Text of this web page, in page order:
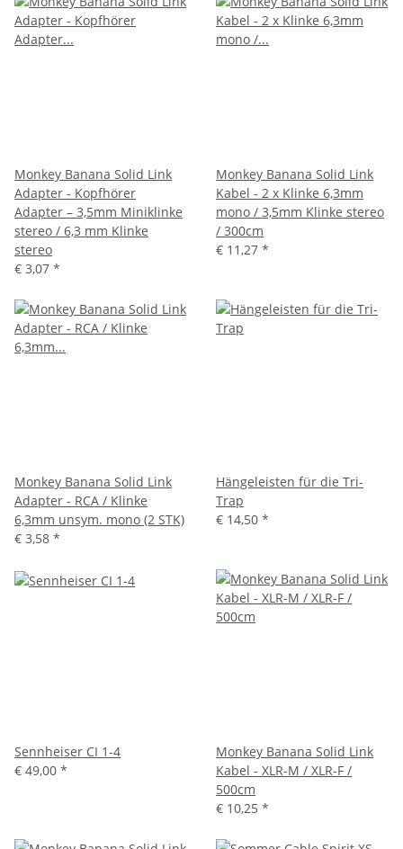
Monkey Banana Solid Link
Adapter - Kopfhörer
Adapter – 3,5mm Miniklinke
stereo / 6,3 mm Klinke
stereo
€ 3,07 *
Monkey Banana Solid Link
Kabel - 2 x Klinke 6,3mm
mono / 3,5mm Klinke stereo
/ 300cm
€ 11,27 *
Monkey Banana Solid Link
Adapter - RCA / Klinke
6,3mm unsym. mono (2 STK)
€ 3,58 *
Hängeleisten für die Tri-
Trap
€ 14,50 *
Sennheiser CI 1-4
€ 49,00 *
Monkey Banana Solid Link
Kabel - XLR-M / XLR-F /
500cm
€ 10,25 *